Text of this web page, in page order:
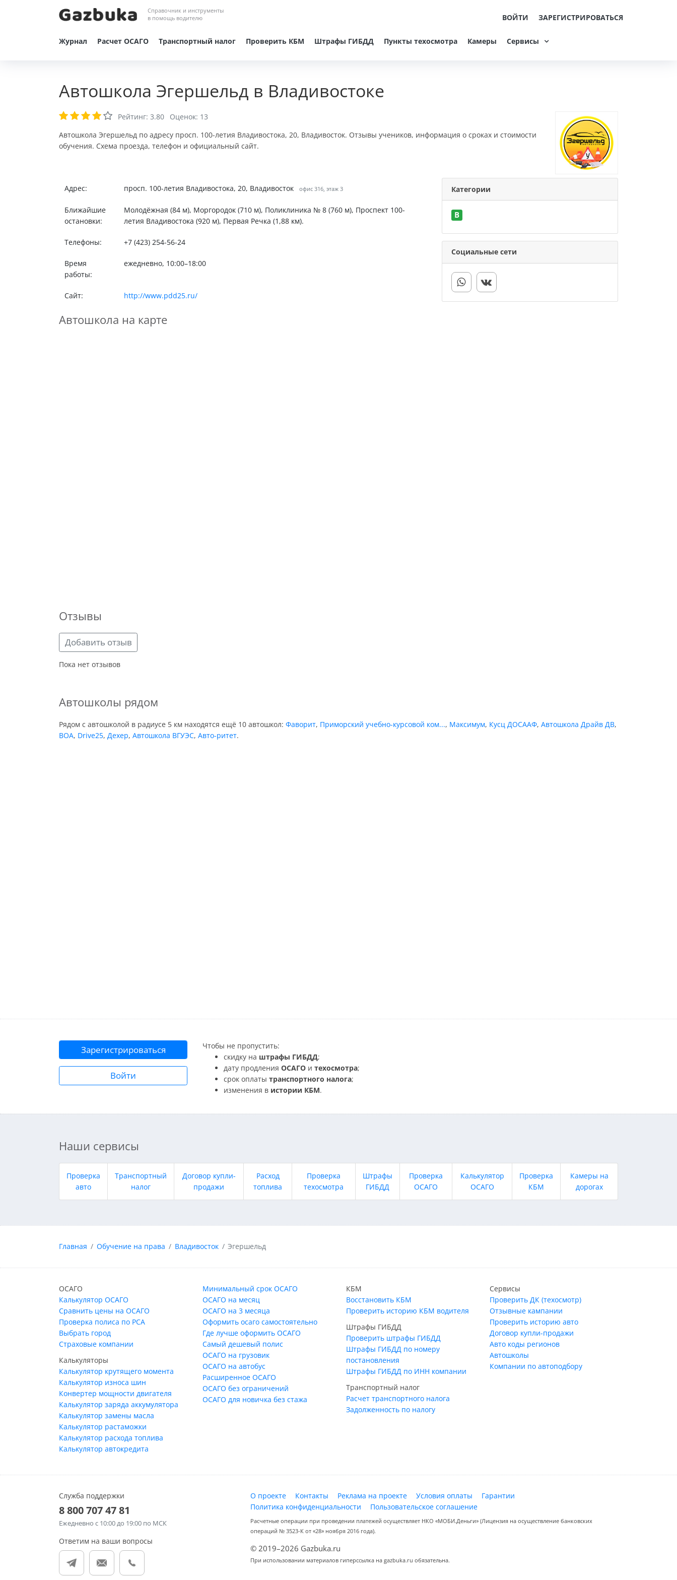
Справочник и инструменты
в помощь водителю
ВОЙТИ ЗАРЕГИСТРИРОВАТЬСЯ
Журнал Расчет ОСАГО Транспортный налог Проверить КБМ Штрафы ГИБДД Пункты техосмотра Камеры Сервисы
Автошкола Эгершельд в Владивостоке
Рейтинг: 3.80 Оценок: 13
Автошкола Эгершельд по адресу просп. 100-летия Владивостока, 20, Владивосток. Отзывы учеников, информация о сроках и стоимости
обучения. Схема проезда, телефон и официальный сайт.
Адрес: просп. 100-летия Владивостока, 20, Владивосток офис 316, этаж 3
Ближайшие
остановки:
Молодёжная (84 м), Моргородок (710 м), Поликлиника № 8 (760 м), Проспект 100-
летия Владивостока (920 м), Первая Речка (1,88 км).
Телефоны: +7 (423) 254-56-24
Время
работы:
ежедневно, 10:00–18:00
Сайт: http://www.pdd25.ru/
Категории
B
Социальные сети
Автошкола на карте
Отзывы
Добавить отзыв
Пока нет отзывов
Автошколы рядом
Рядом с автошколой в радиусе 5 км находятся ещё 10 автошкол: Фаворит, Приморский учебно-курсовой ком..., Максимум, Кусц ДОСААФ, Автошкола Драйв ДВ,
ВОА, Drive25, Дехер, Автошкола ВГУЭС, Авто-ритет.
Зарегистрироваться
Войти
Чтобы не пропустить:
скидку на штрафы ГИБДД;
дату продления ОСАГО и техосмотра;
срок оплаты транспортного налога;
изменения в истории КБМ.
Наши сервисы
Проверка
авто
Транспортный
налог
Договор купли-
продажи
Расход
топлива
Проверка
техосмотра
Штрафы
ГИБДД
Проверка
ОСАГО
Калькулятор
ОСАГО
Проверка
КБМ
Камеры на
дорогах
Главная Обучение на права Владивосток Эгершельд
ОСАГО
Калькулятор ОСАГО
Сравнить цены на ОСАГО
Проверка полиса по РСА
Выбрать город
Страховые компании
Калькуляторы
Калькулятор крутящего момента
Калькулятор износа шин
Конвертер мощности двигателя
Калькулятор заряда аккумулятора
Калькулятор замены масла
Калькулятор растаможки
Калькулятор расхода топлива
Калькулятор автокредита
Минимальный срок ОСАГО
ОСАГО на месяц
ОСАГО на 3 месяца
Оформить осаго самостоятельно
Где лучше оформить ОСАГО
Самый дешевый полис
ОСАГО на грузовик
ОСАГО на автобус
Расширенное ОСАГО
ОСАГО без ограничений
ОСАГО для новичка без стажа
КБМ
Восстановить КБМ
Проверить историю КБМ водителя
Штрафы ГИБДД
Проверить штрафы ГИБДД
Штрафы ГИБДД по номеру
постановления
Штрафы ГИБДД по ИНН компании
Транспортный налог
Расчет транспортного налога
Задолженность по налогу
Сервисы
Проверить ДК (техосмотр)
Отзывные кампании
Проверить историю авто
Договор купли-продажи
Авто коды регионов
Автошколы
Компании по автоподбору
Служба поддержки
8 800 707 47 81
Ежедневно с 10:00 до 19:00 по МСК
Ответим на ваши вопросы
О проекте Контакты Реклама на проекте Условия оплаты
Гарантии
Политика конфиденциальности
Пользовательское соглашение
Расчетные операции при проведении платежей осуществляет НКО «МОБИ.Деньги» (Лицензия на осуществление банковских
операций № 3523-К от «28» ноября 2016 года).
© 2019–2026 Gazbuka.ru
При использовании материалов гиперссылка на gazbuka.ru обязательна.